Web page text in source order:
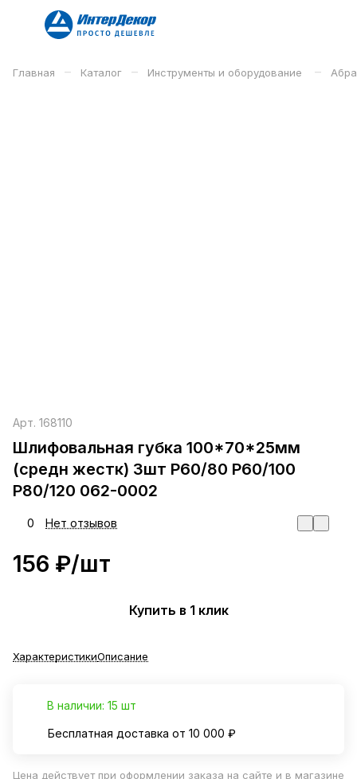
Главная – Каталог – Инструменты и оборудование –
Арт. 168110
Шлифовальная губка 100*70*25мм
(средн жестк) 3шт Р60/80 Р60/100
Р80/120 062-0002
0 Нет отзывов
156 ₽/шт
Купить в 1 клик
ХарактеристикиОписание
В наличии: 15 шт
Бесплатная доставка от 10 000 ₽
Цена действует при оформлении заказа на сайте и в магазине